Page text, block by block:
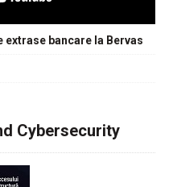
bancare la Bervas
Cybersecurity